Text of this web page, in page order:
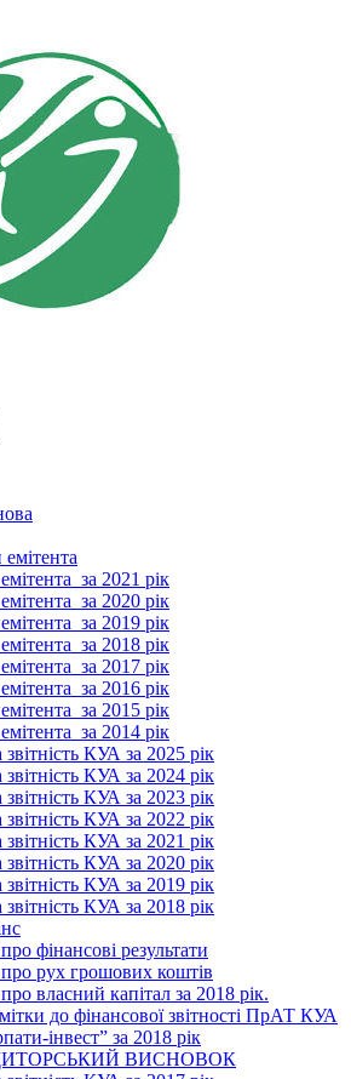
емітента
2021 рік
2020 рік
2019 рік
2018 рік
2017 рік
2016 рік
2015 рік
2014 рік
КУА за 2025 рік
КУА за 2024 рік
КУА за 2023 рік
КУА за 2022 рік
КУА за 2021 рік
КУА за 2020 рік
КУА за 2019 рік
КУА за 2018 рік
фінансові результати
про рух грошових коштів
про власний капітал за 2018 рік.
до фінансової звітності ПрАТ КУА
інвест” за 2018 рік
ВИСНОВОК